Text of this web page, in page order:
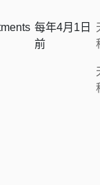
每年4月1日
前